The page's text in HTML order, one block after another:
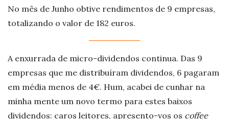
No mês de Junho obtive rendimentos de 9 empresas,
totalizando o valor de 182 euros.
A enxurrada de micro-dividendos continua. Das 9
empresas que me distribuíram dividendos, 6 pagaram
em média menos de 4€. Hum, acabei de cunhar na
minha mente um novo termo para estes baixos
dividendos: caros leitores, apresento-vos os coffee